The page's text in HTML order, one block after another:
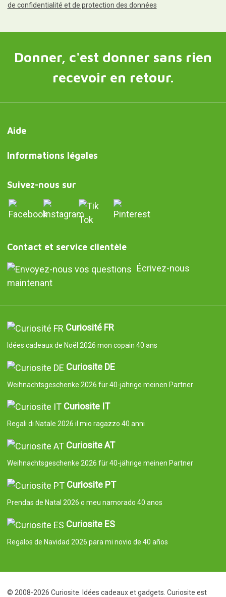
de confidentialité et de protection des données
Donner, c'est donner sans rien
recevoir en retour.
Aide
Informations légales
Suivez-nous sur
Contact et service clientèle
Écrivez-nous
maintenant
Curiosité FR
Idées cadeaux de Noël 2026 mon copain 40 ans
Curiosite DE
Weihnachtsgeschenke 2026 für 40-jährige meinen Partner
Curiosite IT
Regali di Natale 2026 il mio ragazzo 40 anni
Curiosite AT
Weihnachtsgeschenke 2026 für 40-jährige meinen Partner
Curiosite PT
Prendas de Natal 2026 o meu namorado 40 anos
Curiosite ES
Regalos de Navidad 2026 para mi novio de 40 años
© 2008-2026 Curiosite. Idées cadeaux et gadgets. Curiosite est